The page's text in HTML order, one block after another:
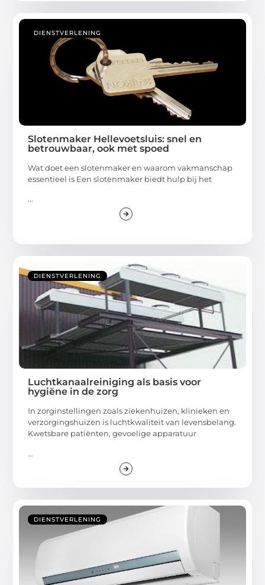
DIENSTVERLENING
Slotenmaker Hellevoetsluis: snel en
betrouwbaar, ook met spoed
Wat doet een slotenmaker en waarom vakmanschap
essentieel is Een slotenmaker biedt hulp bij het
...
DIENSTVERLENING
Luchtkanaalreiniging als basis voor
hygiëne in de zorg
In zorginstellingen zoals ziekenhuizen, klinieken en
verzorgingshuizen is luchtkwaliteit van levensbelang.
Kwetsbare patiënten, gevoelige apparatuur
...
DIENSTVERLENING